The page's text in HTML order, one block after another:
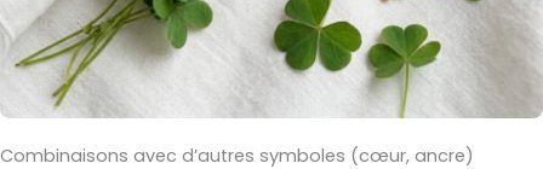
Combinaisons avec d’autres symboles (cœur, ancre)